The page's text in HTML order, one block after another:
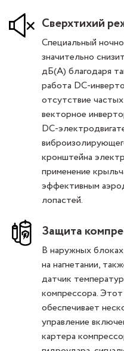
Сверхтихий
Специальный
значительно
дБ(А) благодаря
работа DC-
отсутствие
векторное
DC-
кронштейна
применение
эффективным
лопастей.
Защита
В наружных
на нагнетании,
датчик
компрессора.
обеспечивает
управление
картера